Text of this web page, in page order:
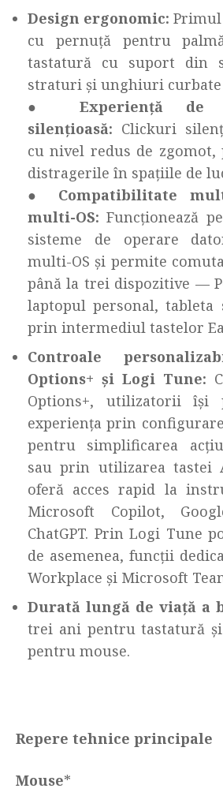
Design ergonomic: Primul
cu pernuță pentru
tastatură cu suport din
straturi și unghiuri
● Experiență de
silențioasă: Clickuri
cu nivel redus de zgomot,
distragerile în spațiile de
● Compatibilitate
multi-OS: Funcționează
sisteme de operare
multi-OS și permite
până la trei dispozitive —
laptopul personal,
prin intermediul tastelor
Controale
Options+ și Logi Tune:
Options+, utilizatorii își
experiența prin
pentru simplificarea
sau prin utilizarea tastei
oferă acces rapid la
Microsoft Copilot,
ChatGPT. Prin Logi Tune
de asemenea, funcții
Workplace și Microsoft
Durată lungă de viață a
trei ani pentru tastatură
pentru mouse.
Repere tehnice principale
Mouse*